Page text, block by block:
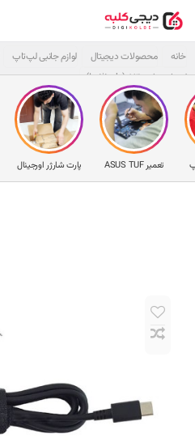
خانه محصولات دیجیتال لوازم جانبی لپ‌تاپ
لپ‌تاپ دل 5300 (Latitude)
پارت شارژر اورجینال تعمیر ASUS TUF